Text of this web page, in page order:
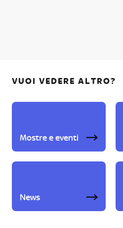
VUOI VEDERE ALTRO?
Mostre e eventi
News